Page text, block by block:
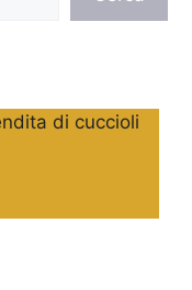
di cuccioli